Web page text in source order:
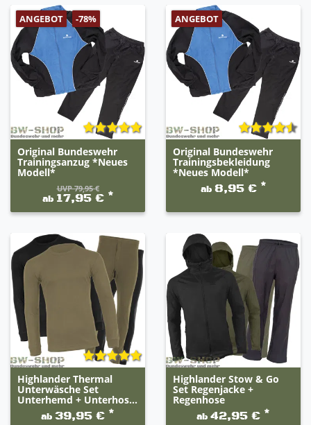
ANGEBOT -78%
Original Bundeswehr
Trainingsanzug *Neues
Modell*
UVP 79,95 €
ab 17,95 € *
ANGEBOT
Original Bundeswehr
Trainingsbekleidung
*Neues Modell*
ab 8,95 € *
Highlander Thermal
Unterwäsche Set
Unterhemd + Unterhos...
ab 39,95 € *
Highlander Stow & Go
Set Regenjacke +
Regenhose
ab 42,95 € *